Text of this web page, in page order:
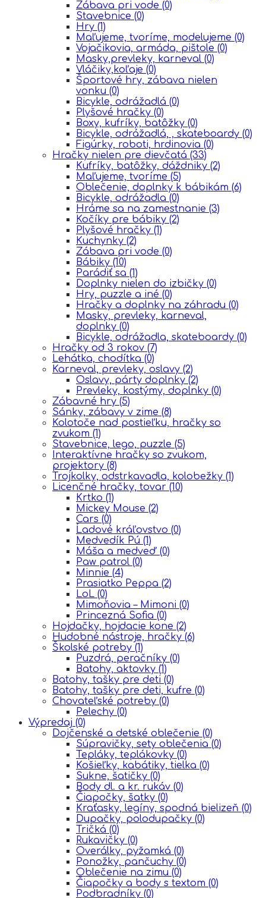
Zábava pri vode (0)
Stavebnice (0)
Hry (1)
Maľujeme, tvoríme, modelujeme (0)
Vojačikovia, armáda, pištole (0)
Masky,prevleky, karneval (0)
Vláčiky,koľaje (0)
Športové hry, zábava nielen
vonku (0)
Bicykle, odrážadlá (0)
Plyšové hračky (0)
Boxy, kufríky, batôžky (0)
Bicykle, odrážadlá, , skateboardy (0)
Figúrky, roboti, hrdinovia (0)
Hračky nielen pre dievčatá (33)
Kufríky, batôžky, dáždniky (2)
Maľujeme, tvoríme (5)
Oblečenie, doplnky k bábikám (6)
Bicykle, odrážadla (0)
Hráme sa na zamestnanie (3)
Kočíky pre bábiky (2)
Plyšové hračky (1)
Kuchynky (2)
Zábava pri vode (0)
Bábiky (10)
Parádiť sa (1)
Doplnky nielen do izbičky (0)
Hry, puzzle a iné (0)
Hračky a doplnky na záhradu (0)
Masky, prevleky, karneval,
doplnky (0)
Bicykle, odrážadla, skateboardy (0)
Hračky od 3 rokov (7)
Lehátka, chodítka (0)
Karneval, prevleky, oslavy (2)
Oslavy, párty doplnky (2)
Prevleky, kostýmy, doplnky (0)
Zábavné hry (5)
Sánky, zábavy v zime (8)
Kolotoče nad postieľku, hračky so
zvukom (1)
Stavebnice, lego, puzzle (5)
Interaktívne hračky so zvukom,
projektory (8)
Trojkolky, odstrkavadla, kolobežky (1)
Licenčné hračky, tovar (10)
Krtko (1)
Mickey Mouse (2)
Cars (0)
Ĺadové kráľovstvo (0)
Medvedík Pú (1)
Máša a medveď (0)
Paw patrol (0)
Minnie (4)
Prasiatko Peppa (2)
LoL (0)
Mimoňovia – Mimoni (0)
Princezná Sofia (0)
Hojdačky, hojdacie kone (2)
Hudobné nástroje, hračky (6)
Školské potreby (1)
Puzdrá, peračníky (0)
Batohy, aktovky (1)
Batohy, tašky pre deti (0)
Batohy, tašky pre deti, kufre (0)
Chovateľské potreby (0)
Pelechy (0)
Výpredaj (0)
Dojčenské a detské oblečenie (0)
Súpravičky, sety oblečenia (0)
Tepláky, teplákovky (0)
Košieľky, kabátiky, tielka (0)
Sukne, šatičky (0)
Body dl. a kr. rukáv (0)
Čiapočky, šatky (0)
Kraťasky, legíny, spodná bielizeň (0)
Dupačky, polodupačky (0)
Tričká (0)
Rukavičky (0)
Overálky, pyžamká (0)
Ponožky, pančuchy (0)
Oblečenie na zimu (0)
Čiapočky a body s textom (0)
Podbradníky (0)